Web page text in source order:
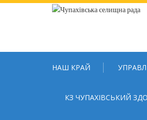
Skip
НАШ КРАЙ
КЗ ЧУПАХІВСЬКИЙ